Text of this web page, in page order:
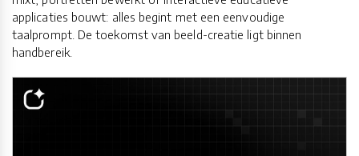
applicaties bouwt: alles begint met een eenvoudige
taalprompt. De toekomst van beeld-creatie ligt binnen
handbereik.